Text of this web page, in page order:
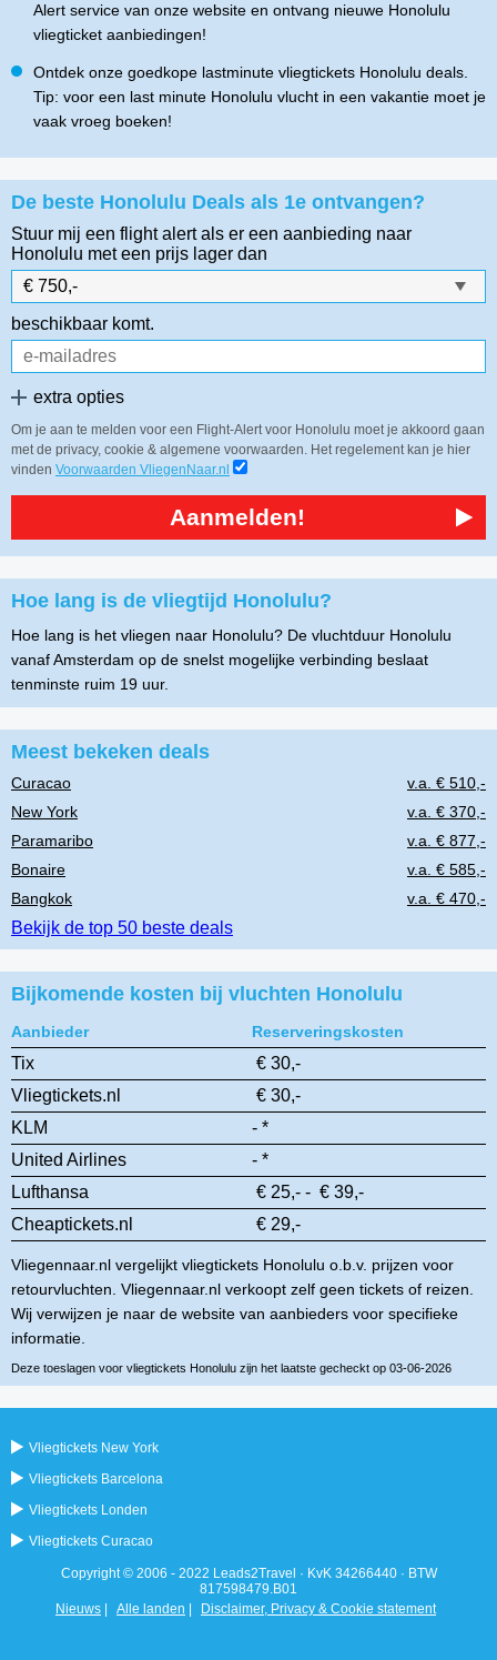
Alert service van onze website en ontvang nieuwe Honolulu
vliegticket aanbiedingen!
Ontdek onze goedkope lastminute vliegtickets Honolulu deals.
Tip: voor een last minute Honolulu vlucht in een vakantie moet je
vaak vroeg boeken!
De beste Honolulu Deals als 1e ontvangen?
Stuur mij een flight alert als er een aanbieding naar
Honolulu met een prijs lager dan
beschikbaar komt.
extra opties
Om je aan te melden voor een Flight-Alert voor Honolulu moet je akkoord gaan
met de privacy, cookie & algemene voorwaarden. Het regelement kan je hier
vinden Voorwaarden VliegenNaar.nl
Aanmelden!
Hoe lang is de vliegtijd Honolulu?
Hoe lang is het vliegen naar Honolulu? De vluchtduur Honolulu
vanaf Amsterdam op de snelst mogelijke verbinding beslaat
tenminste ruim 19 uur.
Meest bekeken deals
Curacao
v.a. € 510,-
New York
v.a. € 370,-
Paramaribo
v.a. € 877,-
Bonaire
v.a. € 585,-
Bangkok
v.a. € 470,-
Bekijk de top 50 beste deals
Bijkomende kosten bij vluchten Honolulu
Aanbieder Reserveringskosten
Tix
€ 30,-
Vliegtickets.nl
€ 30,-
KLM
- *
United Airlines
- *
Lufthansa
€ 25,- - € 39,-
Cheaptickets.nl
€ 29,-
Vliegennaar.nl vergelijkt vliegtickets Honolulu o.b.v. prijzen voor
retourvluchten. Vliegennaar.nl verkoopt zelf geen tickets of reizen.
Wij verwijzen je naar de website van aanbieders voor specifieke
informatie.
Deze toeslagen voor vliegtickets Honolulu zijn het laatste gecheckt op 03-06-2026
Vliegtickets New York
Vliegtickets Barcelona
Vliegtickets Londen
Vliegtickets Curacao
Copyright © 2006 - 2022 Leads2Travel · KvK 34266440 · BTW
817598479.B01
Nieuws
Alle landen Disclaimer, Privacy & Cookie statement